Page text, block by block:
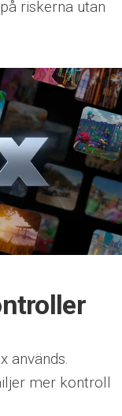
riskerna utan
används.
mer kontroll